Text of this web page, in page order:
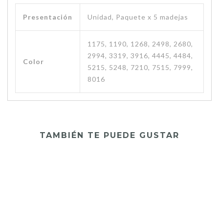
Presentación Unidad, Paquete x 5 madejas
Color
1175, 1190, 1268, 2498, 2680,
2994, 3319, 3916, 4445, 4484,
5215, 5248, 7210, 7515, 7999,
8016
TAMBIÉN TE PUEDE GUSTAR